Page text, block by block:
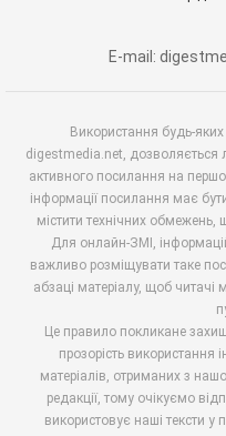
E-mail:
Використання будь-яких
digestmedia.net, дозволяється
активного посилання на
інформації посилання має
містити технічних
Для онлайн-ЗМІ,
важливо розміщувати таке
абзаці матеріалу, щоб читачі
Це правило покликане
прозорість використання
матеріалів, отриманих з
редакції, тому очікуємо
використовує наші тексти у